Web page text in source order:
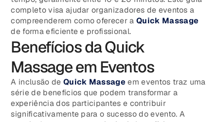
completo visa ajudar organizadores de eventos a
compreenderem como oferecer aQuick Massage
de forma eficiente e profissional.
Benefícios da Quick
Massage em Eventos
A inclusão de Quick Massage em eventos traz uma
série de benefícios que podem transformar a
experiência dos participantes e contribuir
significativamente para o sucesso do evento. A